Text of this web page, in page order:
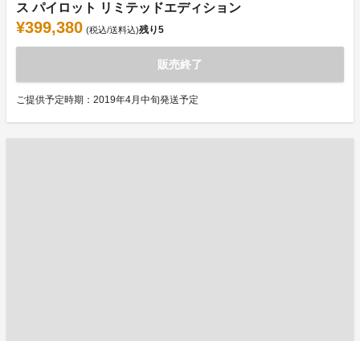
ス パイロット リミテッドエディション
¥399,380 (税込/送料込)残り5
販売終了
ご提供予定時期：2019年4月中旬発送予定